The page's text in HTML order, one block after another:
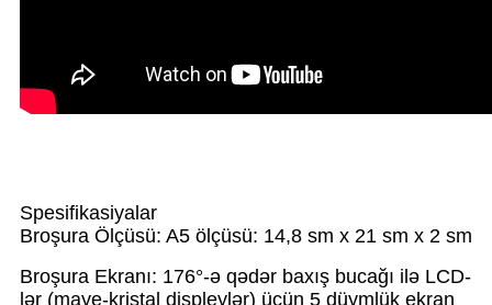
Spesifikasiyalar
Broşura Ölçüsü: A5 ölçüsü: 14,8 sm x 21 sm x 2 sm
Broşura Ekranı: 176°-ə qədər baxış bucağı ilə LCD-
lər (maye-kristal displeylər) üçün 5 düymlük ekran